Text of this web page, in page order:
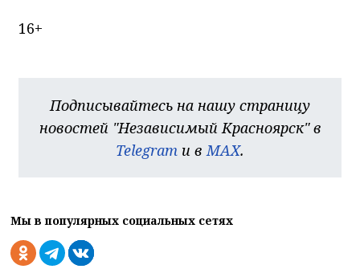
16+
Подписывайтесь на нашу страницу
новостей "Независимый Красноярск" в
Telegram и в MAX.
Мы в популярных социальных сетях